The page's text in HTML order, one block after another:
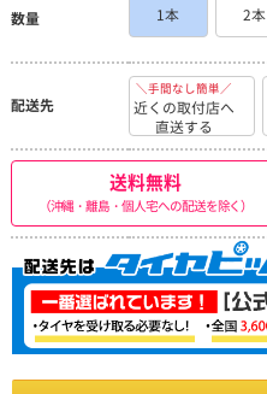
数量 1本 2本
配送先
＼手間なし簡単／
近くの取付店へ
直送する
送料無料
（沖縄・離島・個人宅への配送を除く）